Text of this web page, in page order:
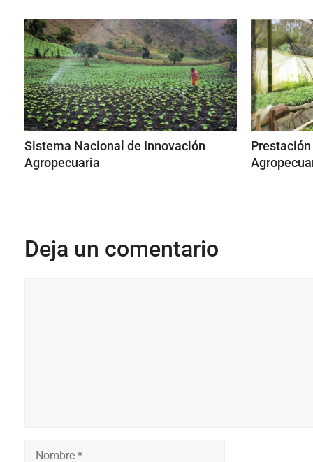
Sistema Nacional de Innovación
Agropecuaria
Deja un comentario